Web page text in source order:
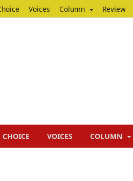
Voices Column Review
CHOICE VOICES COLUMN